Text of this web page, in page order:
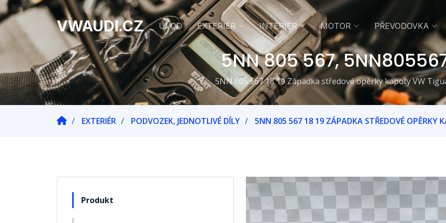
VWAUDI.CZ ÚVOD EXTERIÉR INTERIÉR MOTOR PŘEVODOVKA
5NN 805 567,
5NN 805 567 18 19 Západka středové opěrky kapoty VW
EXTERIÉR PODVOZEK, JEDNOTLIVÉ DÍLY 5NN 805 567 18 19 ZÁPADKA STŘEDOVÉ OPĚRKY
Produkt